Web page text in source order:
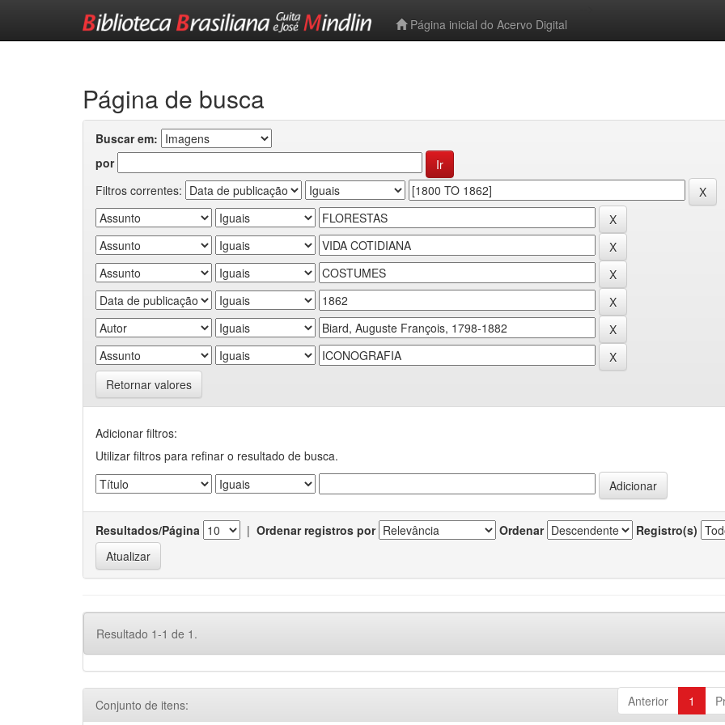
Página inicial do Acervo Digital
Página de busca
Buscar em:
por
Filtros correntes:
Retornar valores
Adicionar filtros:
Utilizar filtros para refinar o resultado de busca.
Resultados/Página | Ordenar registros por Ordenar Registro(s)
Resultado 1-1 de 1.
Anterior 1
Conjunto de itens: